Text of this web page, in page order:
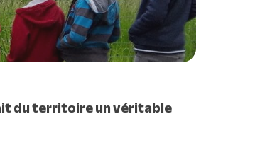
du territoire un véritable